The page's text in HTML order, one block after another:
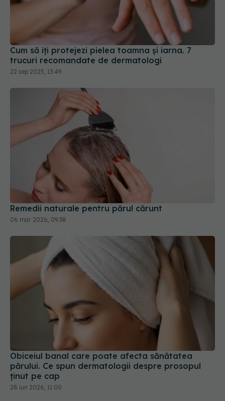
Cum să îți protejezi pielea toamna și iarna. 7
trucuri recomandate de dermatologi
22 sep 2025, 13:49
Remedii naturale pentru părul cărunt
06 mar 2026, 09:38
Obiceiul banal care poate afecta sănătatea
părului. Ce spun dermatologii despre prosopul
ținut pe cap
28 iun 2026, 11:00